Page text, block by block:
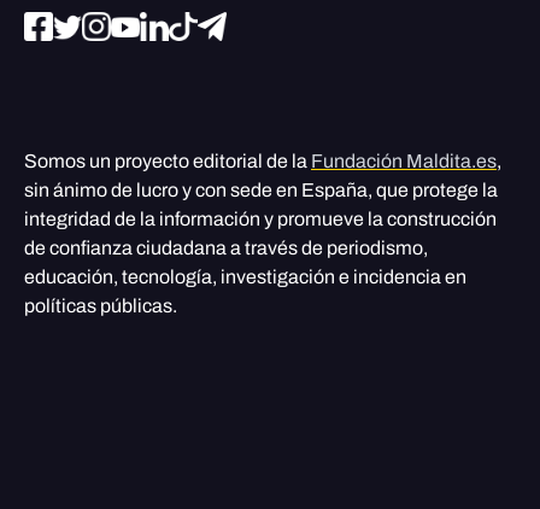
Somos un proyecto editorial de la Fundación Maldita.es,
sin ánimo de lucro y con sede en España, que protege la
integridad de la información y promueve la construcción
de confianza ciudadana a través de periodismo,
educación, tecnología, investigación e incidencia en
políticas públicas.